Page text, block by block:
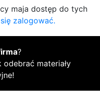
maja dostęp do tych
zalogować.
?
odebrać materiały